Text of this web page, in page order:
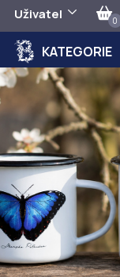
Uživatel 0
KATEGORIE